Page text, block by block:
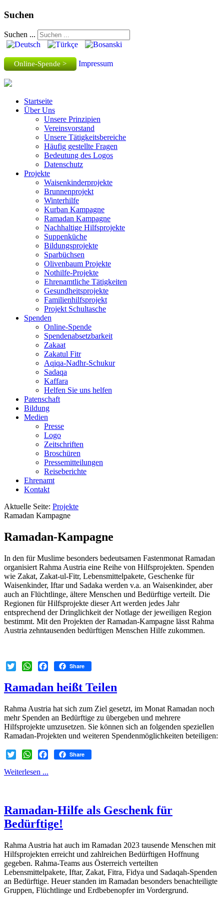
Suchen
Suchen ...
Online-Spende > Impressum
Startseite
Über Uns
Unsere Prinzipien
Vereinsvorstand
Unsere Tätigkeitsbereiche
Häufig gestellte Fragen
Bedeutung des Logos
Datenschutz
Projekte
Waisenkinderprojekte
Brunnenprojekt
Winterhilfe
Kurban Kampagne
Ramadan Kampagne
Nachhaltige Hilfsprojekte
Suppenküche
Bildungsprojekte
Sparbüchsen
Olivenbaum Projekte
Nothilfe-Projekte
Ehrenamtliche Tätigkeiten
Gesundheitsprojekte
Familienhilfsprojekt
Projekt Schultasche
Spenden
Online-Spende
Spendenabsetzbarkeit
Zakaat
Zakatul Fitr
Aqiqa-Nadhr-Schukur
Sadaqa
Kaffara
Helfen Sie uns helfen
Patenschaft
Bildung
Medien
Presse
Logo
Zeitschriften
Broschüren
Pressemitteilungen
Reiseberichte
Ehrenamt
Kontakt
Aktuelle Seite: Projekte
Ramadan Kampagne
Ramadan-Kampagne
In den für Muslime besonders bedeutsamen Fastenmonat Ramadan
organisiert Rahma Austria eine Reihe von Hilfsprojekten. Spenden
wie Zakat, Zakat-ul-Fitr, Lebensmittelpakete, Geschenke für
Waisenkinder, Iftar und Sadaka werden v.a. an Waisenkinder, aber
auch an Flüchtlinge, ältere Menschen und Bedürftige verteilt. Die
Regionen für Hilfsprojekte dieser Art werden jedes Jahr
entsprechend der Dringlichkeit der Notlage der jeweiligen Region
bestimmt. Mit den Projekten der Ramadan-Kampagne lässt Rahma
Austria zehntausenden bedürftigen Menschen Hilfe zukommen.
Share
Ramadan heißt Teilen
Rahma Austria hat sich zum Ziel gesetzt, im Monat Ramadan noch
mehr Spenden an Bedürftige zu übergeben und mehrere
Hilfsprojekte umzusetzen. Sie können sich an folgenden speziellen
Ramadan-Projekten und weiteren Spendenmöglichkeiten beteiligen:
Share
Weiterlesen ...
Ramadan-Hilfe als Geschenk für
Bedürftige!
Rahma Austria hat auch im Ramadan 2023 tausende Menschen mit
Hilfsprojekten erreicht und zahlreichen Bedürftigen Hoffnung
gegeben. Rahma-Teams aus Österreich verteilten
Lebensmittelpakete, Iftar, Zakat, Fitra, Fidya und Sadaqah-Spenden
an Bedürftige. Heuer standen im Ramadan besonders benachteiligte
Gruppen, Flüchtlinge und Erdbebenopfer im Vordergrund.